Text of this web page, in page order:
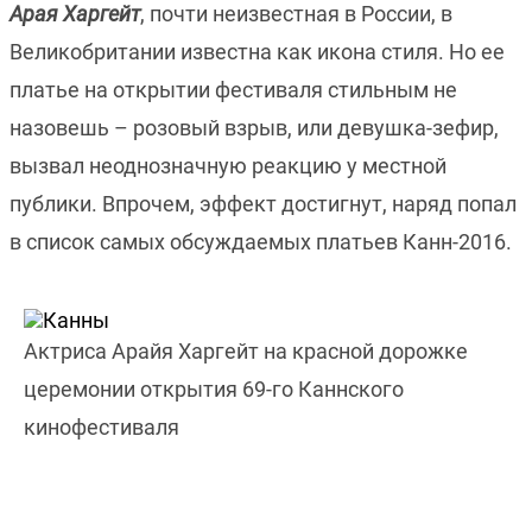
Арая Харгейт, почти неизвестная в России, в
Великобритании известна как икона стиля. Но ее
платье на открытии фестиваля стильным не
назовешь – розовый взрыв, или девушка-зефир,
вызвал неоднозначную реакцию у местной
публики. Впрочем, эффект достигнут, наряд попал
в список самых обсуждаемых платьев Канн-2016.
Актриса Арайя Харгейт на красной дорожке
церемонии открытия 69-го Каннского
кинофестиваля